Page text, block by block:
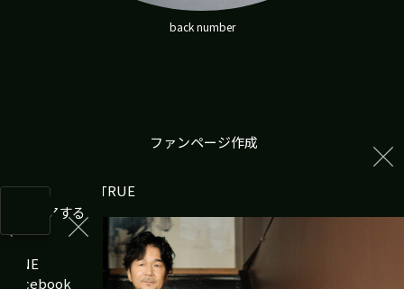
back number
ファンページ作成
DREAMS COME TRUE
シェアする
LINE
Facebook